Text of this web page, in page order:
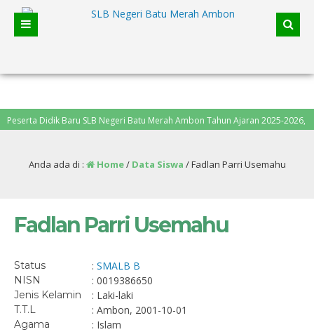
Didik Baru SLB Negeri Batu Merah Ambon Tahun Ajaran 2025-2026,
Anda ada di : Home/ Data Siswa /Fadlan Parri Usemahu
Fadlan Parri Usemahu
Status : SMALB B
NISN : 0019386650
Jenis Kelamin : Laki-laki
T.T.L : Ambon, 2001-10-01
Agama : Islam